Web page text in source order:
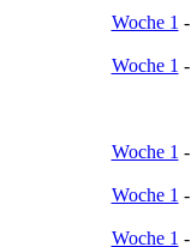
Woche 1 -
Woche 1 -
Woche 1 -
Woche 1 -
Woche 1 -